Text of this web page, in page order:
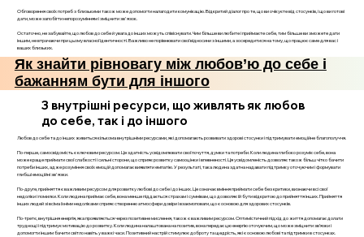
Обговорення своїх потреб з близькими також може допомогти налагодити комунікацію. Відкритий діалог про те, що ви очікуєте від стосунків, і що ви готові
дати, може запобігти непорозумінням і зміцнити зв'язок.
Остаточно, не забувайте, що любов до себе й увага до інших можуть співіснувати. Чим більше ви любите і приймаєте себе, тим більше ви зможете дати
іншим, не втрачаючи при цьому власної ідентичності. Важливо не порівнювати свої відносини з іншими, а зосередитися на тому, що працює саме для вас і
ваших близьких.
Як знайти рівновагу між любов’ю до себе і
бажанням бути для іншого
3 внутрішні ресурси, що живлять як любов
до себе, так і до іншого
Любов до себе та до інших живиться кількома внутрішніми ресурсами, які допомагають розвивати здорові стосунки і підтримувати емоційне благополуччя.
По-перше, самосвідомість є ключовим ресурсом. Це здатність усвідомлювати свої почуття, думки та потреби. Коли людина глибоко розуміє себе, вона
може краще приймати свої слабкості і сильні сторони, що сприяє розвитку самооцінки і впевненості. Ця усвідомленість дозволяє також більш чітко бачити
потреби інших, адже розуміння своїх емоцій допомагає виявляти емпатію. У результаті, така людина здатна надавати підтримку оточуючим і формувати
глибші емоційні зв'язки.
По-друге, прийняття є важливим ресурсом для розвитку любові до себе і до інших. Це означає вміння приймати себе без критики, визнаючи всі свої
недоліки і помилки. Коли людина приймає себе, вона менше піддається страхам і сумнівам, що дозволяє їй бути відкритою до прийняття інших. Прийняття
інших людей зі всіма їхніми недоліками сприяє створенню атмосфери довіри і взаємоповаги, що є основою для здорових стосунків.
По-третє, внутрішня енергія, яка проявляється через позитивне мислення, також є важливим ресурсом. Оптимістичний підхід до життя допомагає долати
труднощі і підтримує мотивацію до розвитку. Коли людина налаштована на позитив, вона передає цю енергію оточуючим, що може зміцнити зв’язки і
допомогти іншим бачити світло навіть у важкі часи. Позитивний настрій стимулює доброту та щедрість, які є основою любові та підтримки в стосунках.